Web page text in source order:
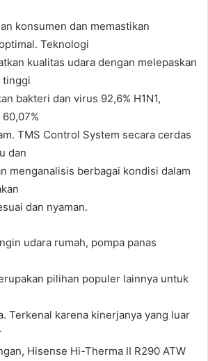
konsumen dan memastikan
Teknologi
kualitas udara dengan melepaskan
tinggi
bakteri dan virus 92,6% H1N1,
TMS Control System secara cerdas
dan
menganalisis berbagai kondisi dalam
dan nyaman.
udara rumah, pompa panas
pilihan populer lainnya untuk
Terkenal karena kinerjanya yang luar
Hisense Hi-Therma II R290 ATW